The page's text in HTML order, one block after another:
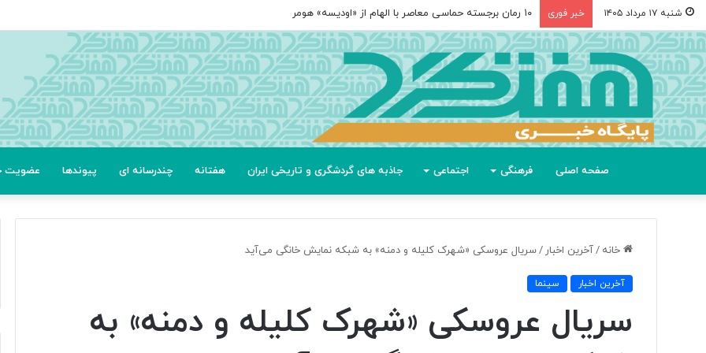
شنبه ۱۷ مرداد ۱۴۰۵ خبر فوری ۱۰ رمان برجسته حماسی معاصر با الهام از «اودیسه» هومر
صفحه اصلی فرهنگی اجتماعی جاذبه های گردشگری و تاریخی ایران هفتانه چندرسانه ای پیوندها عضویت
خانه /آخرین اخبار /سریال عروسکی «شهرک کلیله و دمنه» به شبکه نمایش خانگی می‌آید
آخرین اخبار سینما
سریال عروسکی «شهرک کلیله و دمنه» به